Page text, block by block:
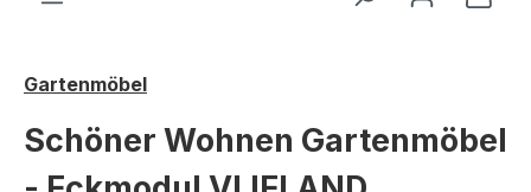
Gartenmöbel
Schöner Wohnen Gartenmöbel